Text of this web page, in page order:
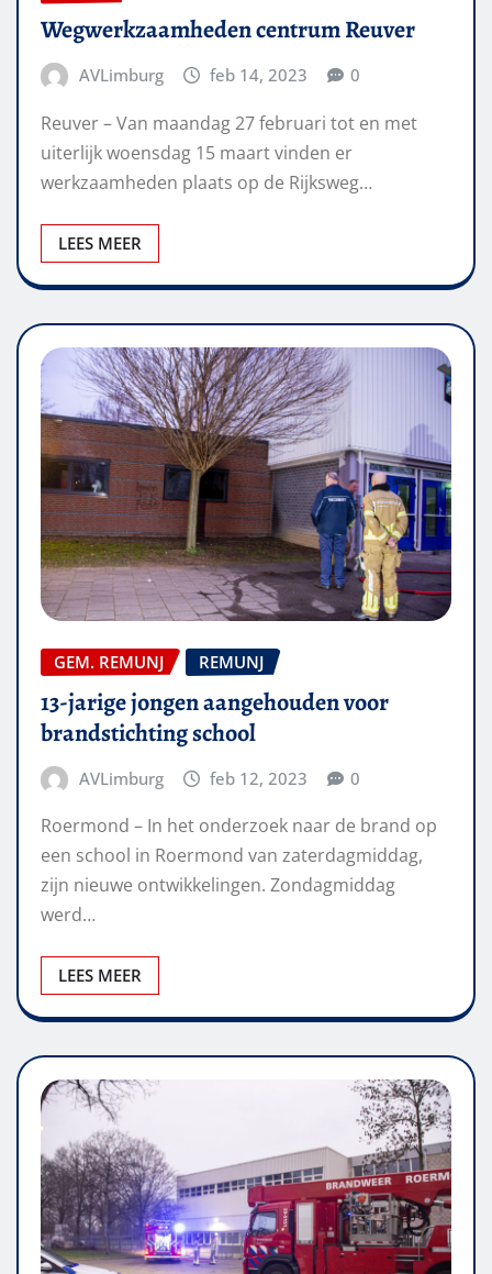
Wegwerkzaamheden centrum Reuver
AVLimburg feb 14, 2023 0
Reuver – Van maandag 27 februari tot en met
uiterlijk woensdag 15 maart vinden er
werkzaamheden plaats op de Rijksweg…
LEES MEER
GEM. REMUNJ REMUNJ
13-jarige jongen aangehouden voor
brandstichting school
AVLimburg feb 12, 2023 0
Roermond – In het onderzoek naar de brand op
een school in Roermond van zaterdagmiddag,
zijn nieuwe ontwikkelingen. Zondagmiddag
werd…
LEES MEER